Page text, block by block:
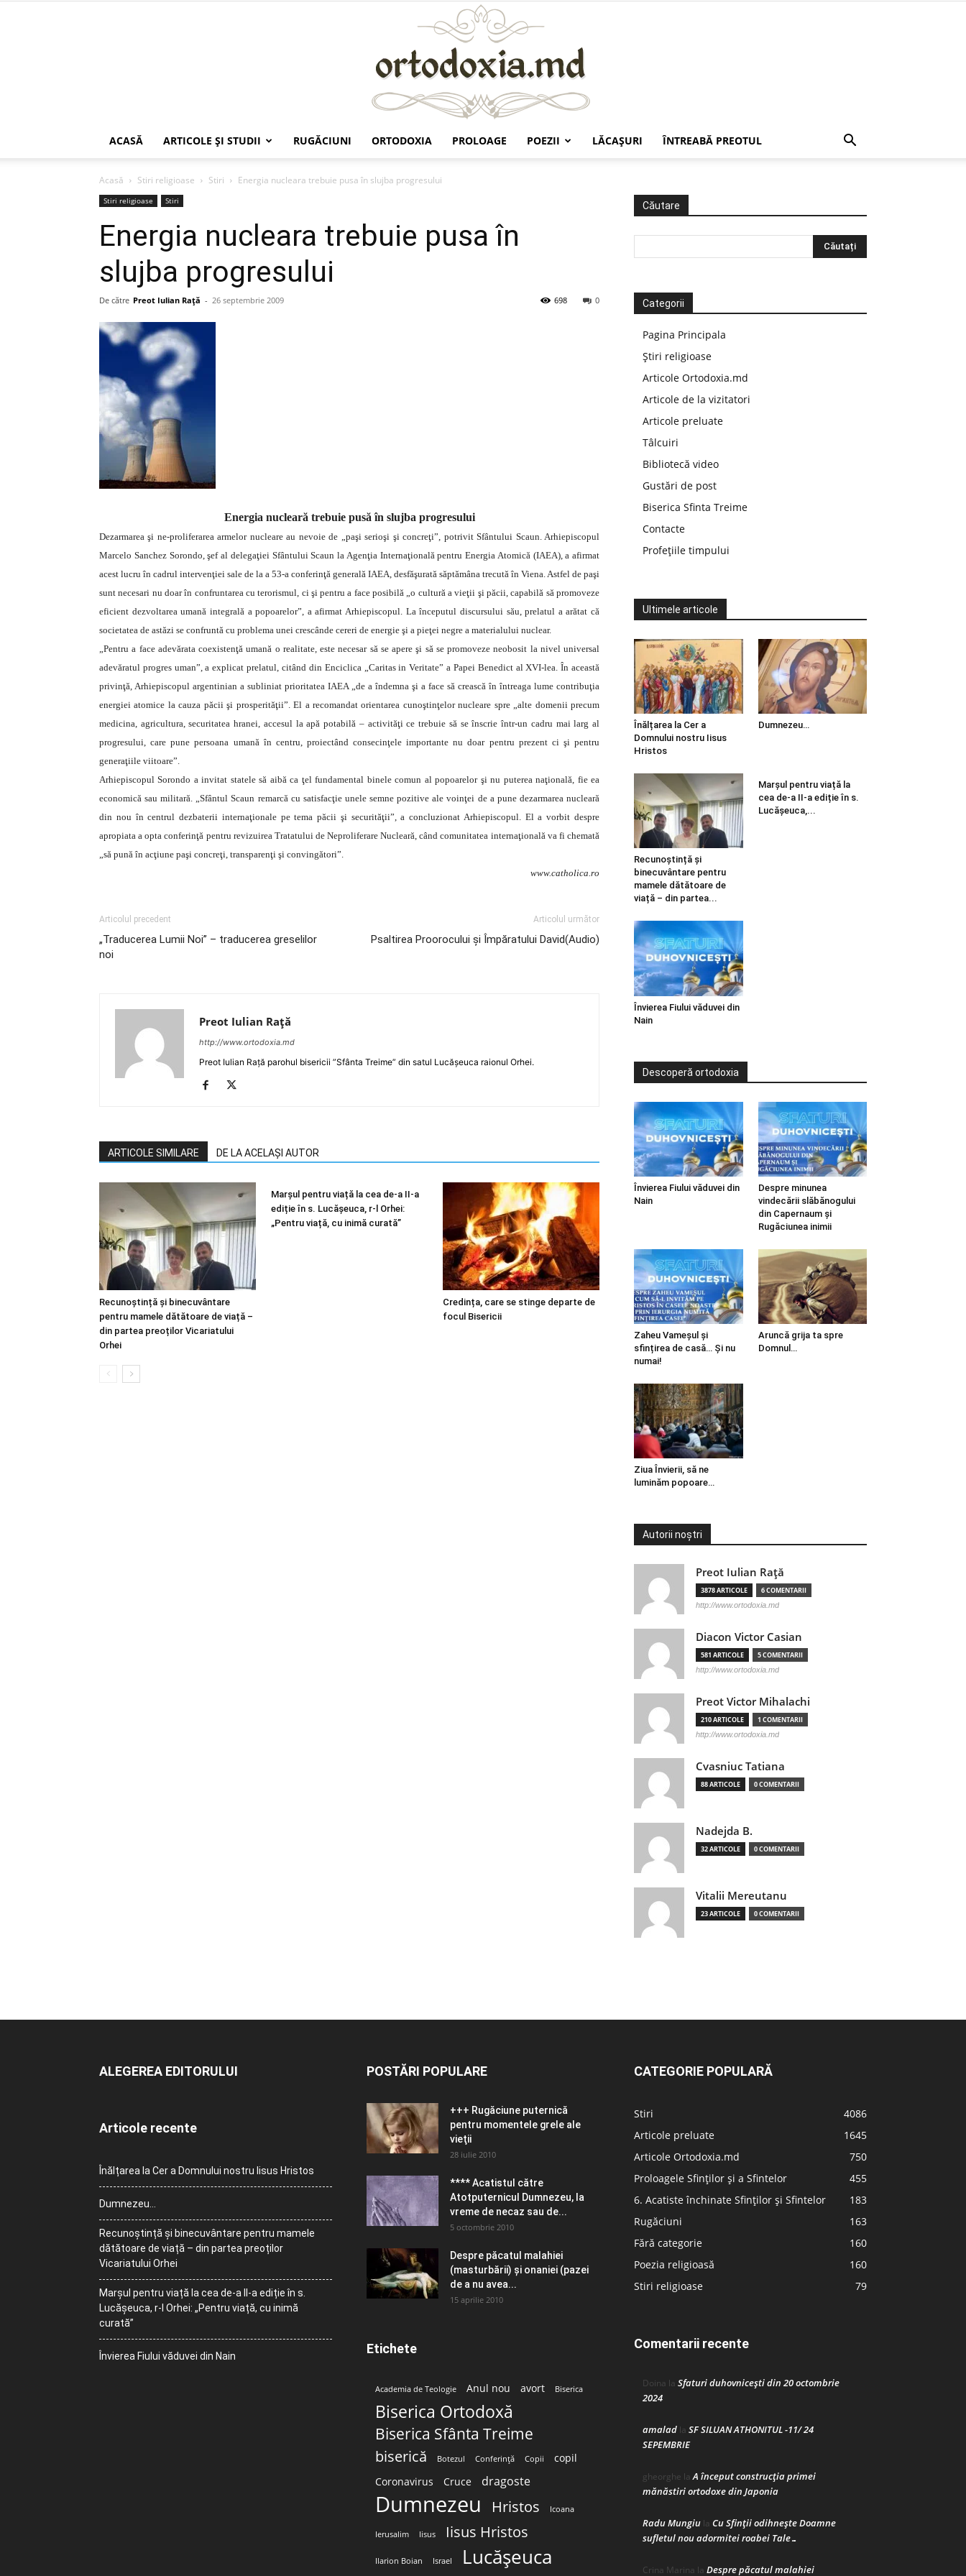
ACASĂ ARTICOLE ŞI STUDII RUGĂCIUNI ORTODOXIA PROLOAGE POEZII LĂCAŞURI ÎNTREABĂ PREOTUL
Acasă Stiri religioase Stiri Energia nucleara trebuie pusa în slujba progresului
Stiri religioase Stiri
Energia nucleara trebuie pusa în
slujba progresului
De către Preot Iulian Raţă - 26 septembrie 2009 0
698
Energia nucleară trebuie pusă în slujba progresului
Dezarmarea şi ne-proliferarea armelor nucleare au nevoie de „paşi serioşi şi concreţi”, potrivit Sfântului Scaun. Arhiepiscopul
Marcelo Sanchez Sorondo, şef al delegaţiei Sfântului Scaun la Agenţia Internaţională pentru Energia Atomică (IAEA), a afirmat
acest lucru în cadrul intervenţiei sale de la a 53-a conferinţă generală IAEA, desfăşurată săptămâna trecută în Viena.Astfel de paşi
sunt necesari nu doar în confruntarea cu terorismul, ci şi pentru a face posibilă „o cultură a vieţii şi păcii, capabilă să promoveze
eficient dezvoltarea umană integrală a popoarelor”, a afirmat Arhiepiscopul. La începutul discursului său, prelatul a arătat că
societatea de astăzi se confruntă cu problema unei crescânde cereri de energie şi a pieţei negre a materialului nuclear.
„Pentru a face adevărata coexistenţă umană o realitate, este necesar să se apere şi să se promoveze neobosit la nivel universal
adevăratul progres uman”, a explicat prelatul, citând din Enciclica „Caritas in Veritate” a Papei Benedict al XVI-lea. În această
privinţă, Arhiepiscopul argentinian a subliniat prioritatea IAEA „de a îndemna şi a face să crească în întreaga lume contribuţia
energiei atomice la cauza păcii şi prosperităţii”. El a recomandat orientarea cunoştinţelor nucleare spre „alte domenii precum
medicina, agricultura, securitatea hranei, accesul la apă potabilă – activităţi ce trebuie să se înscrie într-un cadru mai larg al
progresului, care pune persoana umană în centru, proiectând consecinţele importante nu doar pentru prezent ci şi pentru
generaţiile viitoare”.
Arhiepiscopul Sorondo a invitat statele să aibă ca ţel fundamental binele comun al popoarelor şi nu puterea naţională, fie ea
economică sau militară. „Sfântul Scaun remarcă cu satisfacţie unele semne pozitive ale voinţei de a pune dezarmarea nucleară
din nou în centrul dezbaterii internaţionale pe tema păcii şi securităţii”, a concluzionat Arhiepiscopul. El a vorbit despre
apropiata a opta conferinţă pentru revizuirea Tratatului de Neproliferare Nucleară, când comunitatea internaţională va fi chemată
„să pună în acţiune paşi concreţi, transparenţi şi convingători”.
www.catholica.ro
Articolul precedent
„Traducerea Lumii Noi” – traducerea greselilor
noi
Articolul următor
Psaltirea Proorocului şi Împăratului David(Audio)
Preot Iulian Raţă
http://www.ortodoxia.md
Preot Iulian Rață parohul bisericii ”Sfânta Treime” din satul Lucășeuca raionul Orhei.
ARTICOLE SIMILARE DE LA ACELAȘI AUTOR
Recunoștință și binecuvântare
pentru mamele dătătoare de viață –
din partea preoților Vicariatului
Orhei
Marșul pentru viață la cea de-a II-a
ediție în s. Lucășeuca, r-l Orhei:
„Pentru viață, cu inimă curată”
Credința, care se stinge departe de
focul Bisericii
Căutare
Categorii
Pagina Principala
Știri religioase
Articole Ortodoxia.md
Articole de la vizitatori
Articole preluate
Tâlcuiri
Bibliotecă video
Gustări de post
Biserica Sfinta Treime
Contacte
Profețiile timpului
Ultimele articole
Înălțarea la Cer a
Domnului nostru Iisus
Hristos
Dumnezeu…
Recunoștință și
binecuvântare pentru
mamele dătătoare de
viață – din partea...
Marșul pentru viață la
cea de-a II-a ediție în s.
Lucășeuca,...
Învierea Fiului văduvei din
Nain
Descoperă ortodoxia
Învierea Fiului văduvei din
Nain
Despre minunea
vindecării slăbănogului
din Capernaum și
Rugăciunea inimii
Zaheu Vameșul și
sfințirea de casă… Și nu
numai!
Aruncă grija ta spre
Domnul…
Ziua Învierii, să ne
luminăm popoare…
Autorii noștri
Preot Iulian Raţă
3878 ARTICOLE 6 COMENTARII
http://www.ortodoxia.md
Diacon Victor Casian
581 ARTICOLE 5 COMENTARII
http://www.ortodoxia.md
Preot Victor Mihalachi
210 ARTICOLE 1 COMENTARII
http://www.ortodoxia.md
Cvasniuc Tatiana
88 ARTICOLE 0 COMENTARII
Nadejda B.
32 ARTICOLE 0 COMENTARII
Vitalii Mereutanu
23 ARTICOLE 0 COMENTARII
ALEGEREA EDITORULUI
Articole recente
Înălțarea la Cer a Domnului nostru Iisus Hristos
Dumnezeu…
Recunoștință și binecuvântare pentru mamele
dătătoare de viață – din partea preoților
Vicariatului Orhei
Marșul pentru viață la cea de-a II-a ediție în s.
Lucășeuca, r-l Orhei: „Pentru viață, cu inimă
curată”
Învierea Fiului văduvei din Nain
POSTĂRI POPULARE
+++ Rugăciune puternică
pentru momentele grele ale
vieţii
28 iulie 2010
**** Acatistul către
Atotputernicul Dumnezeu, la
vreme de necaz sau de...
5 octombrie 2010
Despre păcatul malahiei
(masturbării) şi onaniei (pazei
de a nu avea...
15 aprilie 2010
Etichete
Academia de Teologie Anul nou avort Biserica
Biserica Ortodoxă
Biserica Sfânta Treime
biserică Botezul Conferință Copii
copil
Coronavirus
Cruce dragoste
Dumnezeu Hristos Icoana
Ierusalim Iisus Iisus Hristos
Ilarion Boian Israel Lucășeuca
CATEGORIE POPULARĂ
Stiri
4086
Articole preluate
1645
Articole Ortodoxia.md
750
Proloagele Sfinților și a Sfintelor
455
6. Acatiste închinate Sfinților și Sfintelor
183
Rugăciuni
163
Fără categorie
160
Poezia religioasă
160
Stiri religioase
79
Comentarii recente
Doina la Sfaturi duhovnicești din 20 octombrie
2024
amalad la SF SILUAN ATHONITUL -11/ 24
SEPEMBRIE
gheorghe laA început construcţia primei
mănăstiri ortodoxe din Japonia
Radu Mungiu la Cu Sfinții odihnește Doamne
sufletul nou adormitei roabei Tale…
Crina Marina la Despre păcatul malahiei